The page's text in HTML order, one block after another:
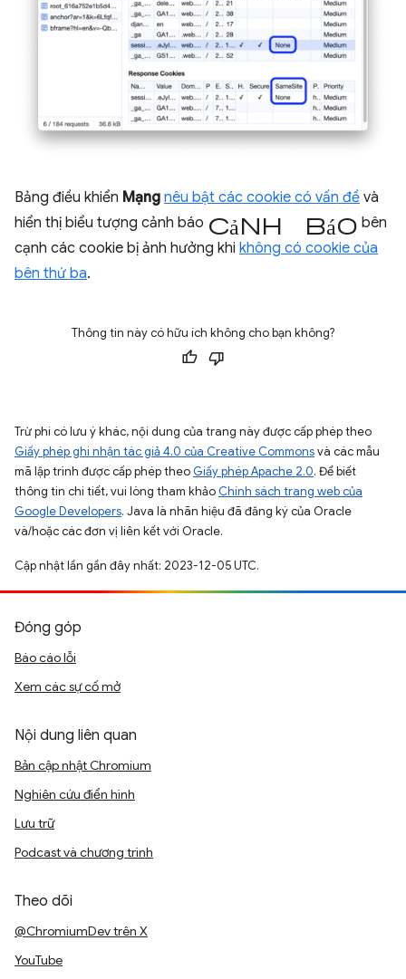
Bảng điều khiển Mạng nêu bật các cookie có vấn đề và
hiển thị biểu tượng cảnh báo cảnh báo bên
cạnh các cookie bị ảnh hưởng khi không có cookie của
bên thứ ba.
Thông tin này có hữu ích không cho bạn không?
Trừ phi có lưu ý khác, nội dung của trang này được cấp phép theo
Giấy phép ghi nhận tác giả 4.0 của Creative Commonsvà các mẫu
mã lập trình được cấp phép theo Giấy phép Apache 2.0. Để biết
thông tin chi tiết, vui lòng tham khảo Chính sách trang web của
Google Developers. Java là nhãn hiệu đã đăng ký của Oracle
và/hoặc các đơn vị liên kết với Oracle.
Cập nhật lần gần đây nhất: 2023-12-05 UTC.
Đóng góp
Báo cáo lỗi
Xem các sự cố mở
Nội dung liên quan
Bản cập nhật Chromium
Nghiên cứu điển hình
Lưu trữ
Podcast và chương trình
Theo dõi
@ChromiumDev trên X
YouTube